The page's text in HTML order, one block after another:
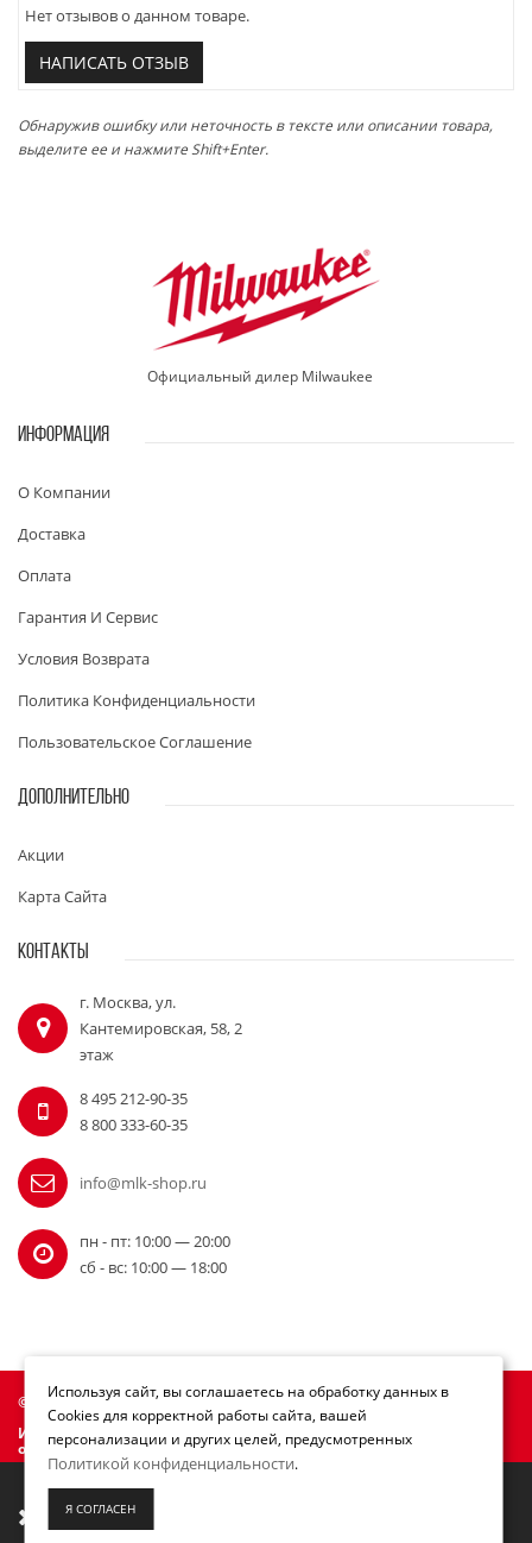
Нет отзывов о данном товаре.
НАПИСАТЬ ОТЗЫВ
Обнаружив ошибку или неточность в тексте или описании товара,
выделите ее и нажмите Shift+Enter.
Мы переезжаем! С 21 июля магазин будет
работать по новому адресу. Подробная
Официальный дилер Milwaukee
ИНФОРМАЦИЯ
О Компании
Доставка
Оплата
Гарантия И Сервис
Условия Возврата
Политика Конфиденциальности
Пользовательское Соглашение
ДОПОЛНИТЕЛЬНО
Акции
Карта Сайта
КОНТАКТЫ
г. Москва, ул.
Кантемировская, 58, 2
этаж
8 495 212-90-35
8 800 333-60-35
info@mlk-shop.ru
пн - пт: 10:00 — 20:00
сб - вс: 10:00 — 18:00
© Официальный дилер Milwaukee 2010 - 2026
Информация на сайте mlk-shop.ru не является публичной
офертой.
Используя сайт, вы соглашаетесь на обработку данных в
Cookies для корректной работы сайта, вашей
персонализации и других целей, предусмотренных
Политикой конфиденциальности.
Я СОГЛАСЕН